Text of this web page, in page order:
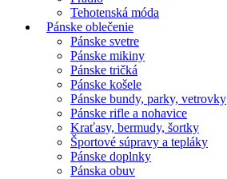
Tehotenská móda
Pánske oblečenie
Pánske svetre
Pánske mikiny
Pánske tričká
Pánske košele
Pánske bundy, parky, vetrovky
Pánske rifle a nohavice
Kraťasy, bermudy, šortky
Športové súpravy a tepláky
Pánske doplnky
Pánska obuv